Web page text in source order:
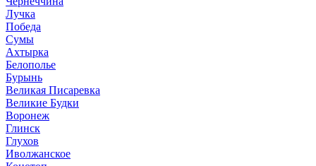
Лучка
Победа
Сумы
Ахтырка
Белополье
Бурынь
Великая Писаревка
Великие Будки
Воронеж
Глинск
Глухов
Иволжанское